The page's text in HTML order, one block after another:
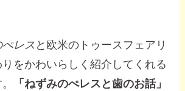
レス と欧米のトゥースフェアリ
をかわいらしく紹介してくれる
「ねずみのぺレスと歯のお話」